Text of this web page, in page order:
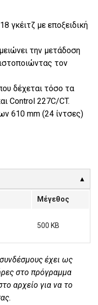
γκέιτζ με εποξειδική
την μετάδοση
τον
δέχεται τόσο τα
Control 227C/CT.
610 mm (24 ίντσες)
Μέγεθος
500 KB
έχει ως
στο πρόγραμμα
αρχείο για να το